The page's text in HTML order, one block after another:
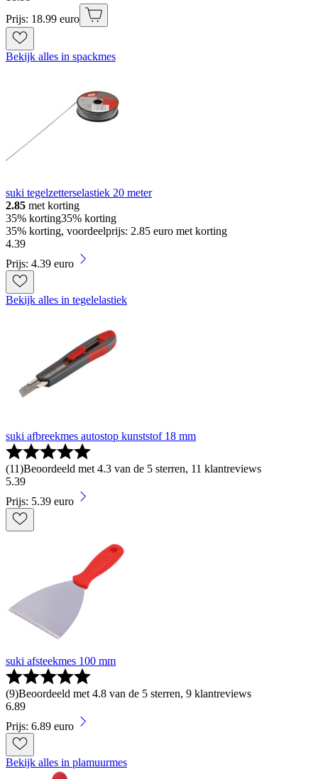
Prijs: 18.99 euro
Bekijk alles in spackmes
suki tegelzetterselastiek 20 meter
2.85 met korting
35% korting35% korting
35% korting, voordeelprijs: 2.85 euro met korting
4.39
Prijs: 4.39 euro
Bekijk alles in tegelelastiek
suki afbreekmes autostop kunststof 18 mm
(11)Beoordeeld met 4.3 van de 5 sterren, 11 klantreviews
5.39
Prijs: 5.39 euro
suki afsteekmes 100 mm
(9)Beoordeeld met 4.8 van de 5 sterren, 9 klantreviews
6.89
Prijs: 6.89 euro
Bekijk alles in plamuurmes